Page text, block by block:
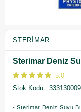
STERIMAR
Sterimar Deniz
5.0
Stok Kodu
- Sterimar Deniz Suyu